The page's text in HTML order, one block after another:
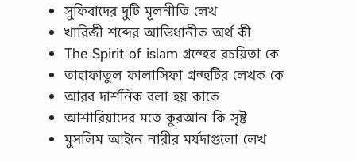
সুফিবাদের দুটি মূলনীতি লেখ
খারিজী শব্দের আভিধানীক অর্থ কী
The Spirit of islam গ্রন্হের রচয়িতা কে
তাহাফাতুল ফালাসিফা গ্রন্হটির লেখক কে
আরব দার্শনিক বলা হয় কাকে
আশারিয়াদের মতে কুরআন কি সৃষ্ট
মুসলিম আইনে নারীর মর্যদাগুলো লেখ